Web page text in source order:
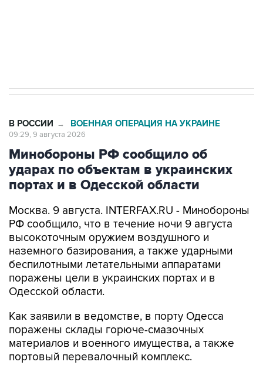
В РОССИИ → ВОЕННАЯ ОПЕРАЦИЯ НА УКРАИНЕ
09:29, 9 августа 2026
Минобороны РФ сообщило об
ударах по объектам в украинских
портах и в Одесской области
Москва. 9 августа. INTERFAX.RU - Минобороны
РФ сообщило, что в течение ночи 9 августа
высокоточным оружием воздушного и
наземного базирования, а также ударными
беспилотными летательными аппаратами
поражены цели в украинских портах и в
Одесской области.
Как заявили в ведомстве, в порту Одесса
поражены склады горюче-смазочных
материалов и военного имущества, а также
портовый перевалочный комплекс.